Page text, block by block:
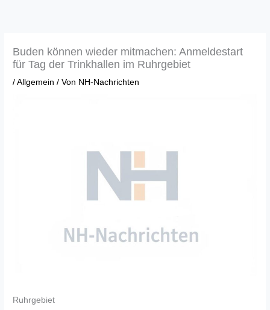
Buden können wieder mitmachen: Anmeldestart
für Tag der Trinkhallen im Ruhrgebiet
/Allgemein / Von NH-Nachrichten
Ruhrgebiet